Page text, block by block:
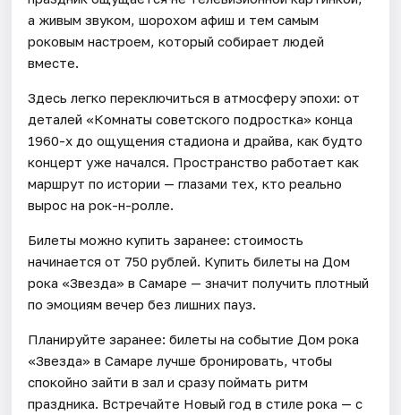
а живым звуком, шорохом афиш и тем самым
роковым настроем, который собирает людей
вместе.
Здесь легко переключиться в атмосферу эпохи: от
деталей «Комнаты советского подростка» конца
1960-х до ощущения стадиона и драйва, как будто
концерт уже начался. Пространство работает как
маршрут по истории — глазами тех, кто реально
вырос на рок-н-ролле.
Билеты можно купить заранее: стоимость
начинается от 750 рублей. Купить билеты на Дом
рока «Звезда» в Самаре — значит получить плотный
по эмоциям вечер без лишних пауз.
Планируйте заранее: билеты на событие Дом рока
«Звезда» в Самаре лучше бронировать, чтобы
спокойно зайти в зал и сразу поймать ритм
праздника. Встречайте Новый год в стиле рока — с